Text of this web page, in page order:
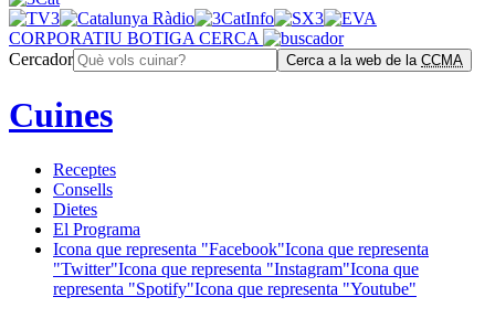
CORPORATIU BOTIGA CERCA
Cercador
Cerca a la web de la CCMA
Cuines
Receptes
Consells
Dietes
El Programa
Icona que representa "Facebook"Icona que representa
"Twitter"Icona que representa "Instagram"Icona que
representa "Spotify"Icona que representa "Youtube"